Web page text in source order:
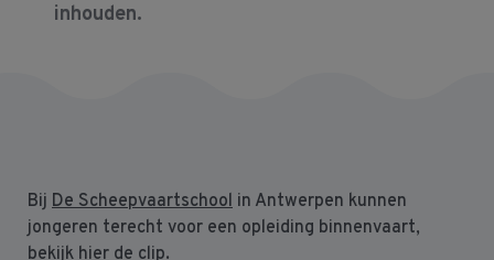
inhouden.
Bij De Scheepvaartschool in Antwerpen kunnen
jongeren terecht voor een opleiding binnenvaart,
bekijk hier de clip.